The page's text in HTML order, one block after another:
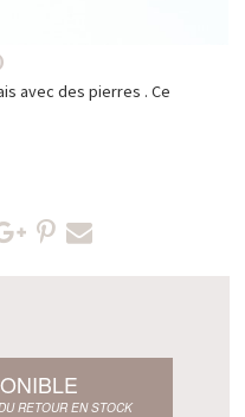
avec des pierres . Ce
RETOUR EN STOCK